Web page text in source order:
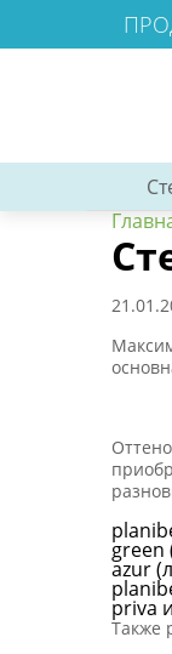
green
azur
priva
Также